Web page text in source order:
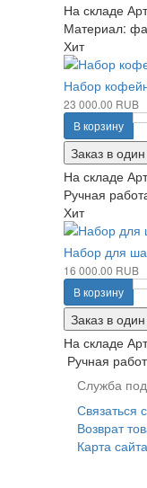
На складе
Материал:
Хит
Набор
23 000.00 RUB
В корзину
Заказ в
На складе
Ручная
Хит
Набор для
16 000.00 RUB
В корзину
Заказ в
На складе
Ручная
Служба
Связаться
Возврат
Карта сайта